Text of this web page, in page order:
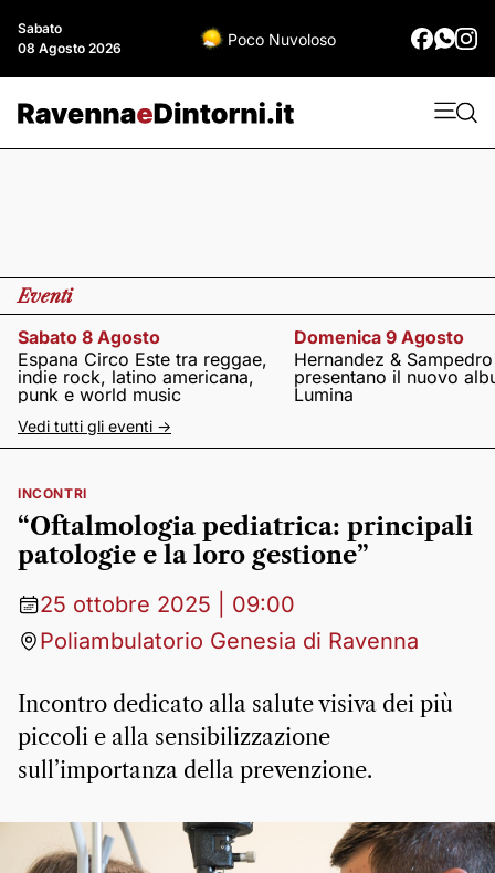
Sabato
08 Agosto 2026
Poco Nuvoloso
Eventi
Sabato 8 Agosto
Espana Circo Este tra reggae,
indie rock, latino americana,
punk e world music
Domenica 9 Agosto
Hernandez & Sampedro
presentano il nuovo
Lumina
Vedi tutti gli eventi ->
INCONTRI
“Oftalmologia pediatrica: principali
patologie e la loro gestione”
25 ottobre 2025 | 09:00
Poliambulatorio Genesia di Ravenna
Incontro dedicato alla salute visiva dei più
piccoli e alla sensibilizzazione
sull’importanza della prevenzione.